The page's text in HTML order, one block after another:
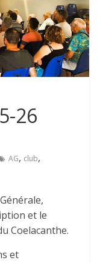
26
AG, club,
et le
Coelacanthe.
et